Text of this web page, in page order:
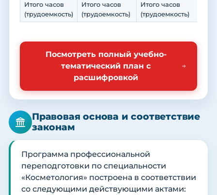
Итого часов
(трудоемкость)
Итого часов
(трудоемкость)
Итого часов
(трудоемкость)
Посмотреть полный учебно-
тематический план с
расшифровкой
Правовая основа и соответствие
законам
Программа профессиональной
переподготовки по специальности
«Косметология» построена в соответствии
со следующими действующими актами: